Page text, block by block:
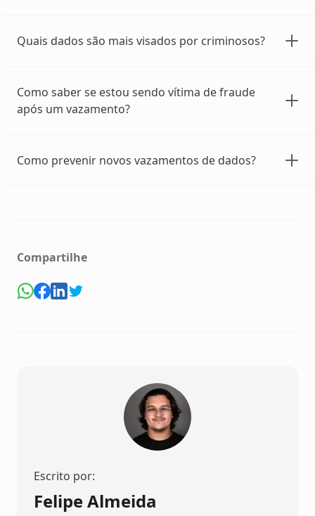
Quais dados são mais visados por criminosos?
Como saber se estou sendo vítima de fraude
após um vazamento?
Como prevenir novos vazamentos de dados?
Compartilhe
Escrito por:
Felipe Almeida